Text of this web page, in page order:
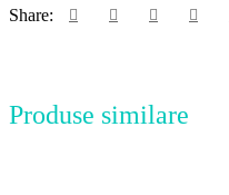
Share:
Produse similare